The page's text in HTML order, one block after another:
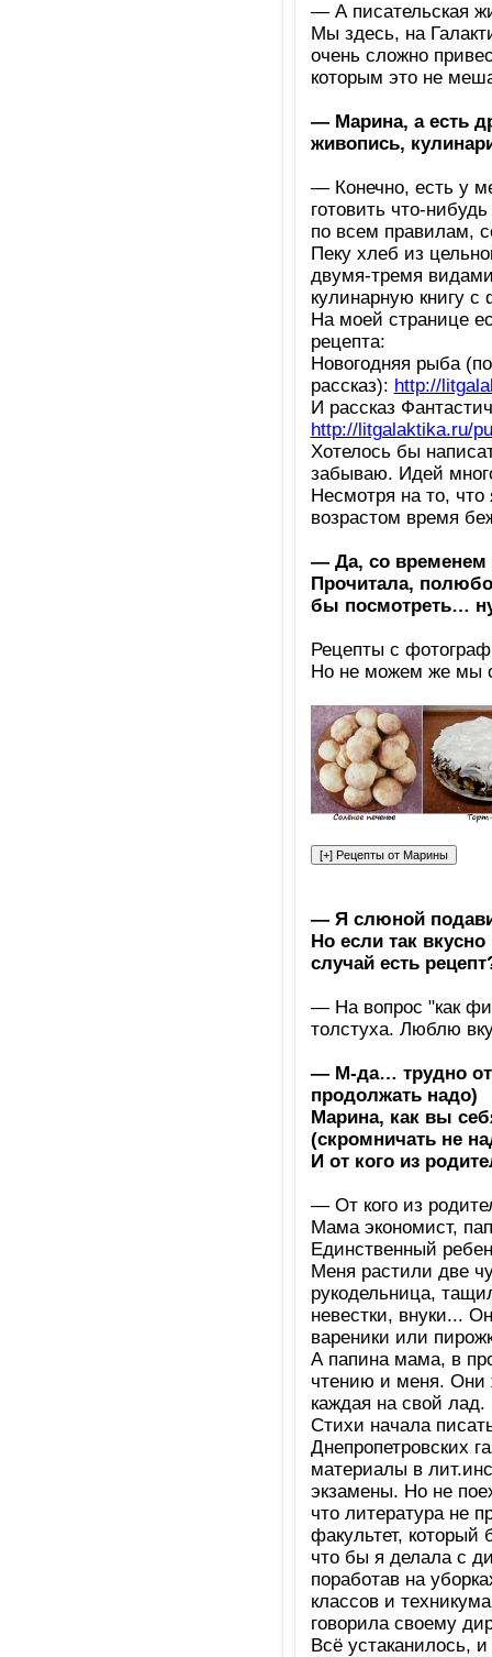
— А писательская
Мы здесь, на
очень сложно
которым это не
— Марина, а есть
живопись,
— Конечно, есть у
готовить что-
по всем правилам,
Пеку хлеб из
двумя-тремя
кулинарную книгу
На моей странице
рецепта:
Новогодняя рыба
рассказ): http://
И рассказ
http://litgalaktika.ru/
Хотелось бы
забываю. Идей
Несмотря на то, что
возрастом время
— Да, со временем
Прочитала,
бы посмотреть…
Рецепты с
Но не можем же мы
— Я слюной
Но если так
случай есть
— На вопрос "как
толстуха. Люблю
— М-да… трудно
продолжать надо)
Марина, как вы
(скромничать не
И от кого из
— От кого из
Мама экономист,
Единственный
Меня растили две
рукодельница,
невестки, внуки...
вареники или
А папина мама, в
чтению и меня. Они
каждая на свой лад.
Стихи начала
Днепропетровских
материалы в
экзамены. Но не
что литература не
факультет,
что бы я делала с
поработав на
классов и
говорила своему
Всё устаканилось,